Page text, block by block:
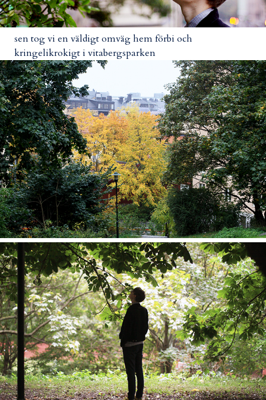
sen tog vi en väldigt omväg hem förbi och
kringelikrokigt i vitabergsparken